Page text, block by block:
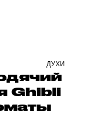
ДУХИ
Ghibli